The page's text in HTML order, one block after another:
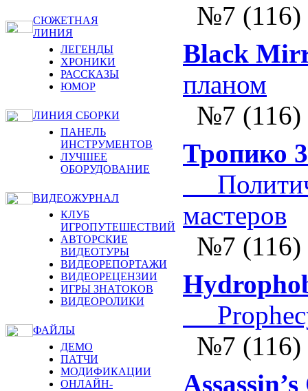
СЮЖЕТНАЯ
ЛИНИЯ
ЛЕГЕНДЫ
ХРОНИКИ
РАССКАЗЫ
ЮМОР
ЛИНИЯ СБОРКИ
ПАНЕЛЬ
ИНСТРУМЕНТОВ
ЛУЧШЕЕ
ОБОРУДОВАНИЕ
ВИДЕОЖУРНАЛ
КЛУБ
ИГРОПУТЕШЕСТВИЙ
АВТОРСКИЕ
ВИДЕОТУРЫ
ВИДЕОРЕПОРТАЖИ
ВИДЕОРЕЦЕНЗИИ
ИГРЫ ЗНАТОКОВ
ВИДЕОРОЛИКИ
ФАЙЛЫ
ДЕМО
ПАТЧИ
МОДИФИКАЦИИ
ОНЛАЙН-
№7 (116)
Black
планом
№7 (116)
Тропико
мастеров
№7 (116)
№7 (116)